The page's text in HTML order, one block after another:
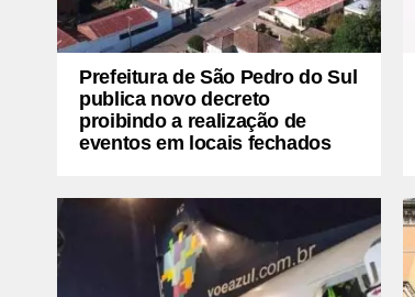
Prefeitura de São Pedro do Sul
publica novo decreto
proibindo a realização de
eventos em locais fechados